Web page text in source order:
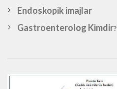
Endoskopik imajlar
Gastroenterolog Kimdir?